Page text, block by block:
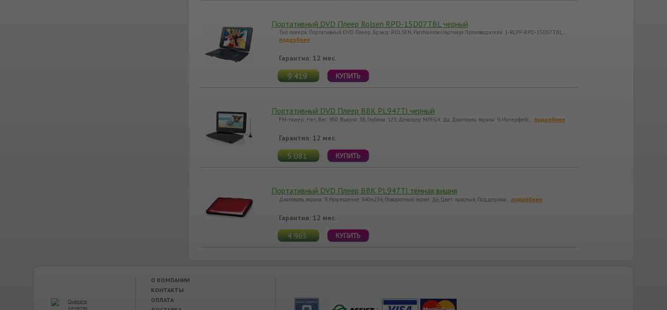
Портативный DVD Плеер Rolsen RPD-15D07TBL черный
Тип плеера: Портативный DVD Плеер, Брэнд: ROLSEN, PatrNumber/Артикул Производителя: 1-RLPP-RPD-15D07TBL,…
подробнее
Гарантия: 12 мес.
9 419
Портативный DVD Плеер BBK PL947TI черный
FM-тюнер: Нет, Вес: 950, Высота: 38, Глубина: 173, Декодер MPEG4: Да, Диагональ экрана: 9, Интерфейс… подробнее
Гарантия: 12 мес.
5 081
Портативный DVD Плеер BBK PL947TI темная вишня
Диагональ экрана: 9, Разрешение: 640x234, Поворотный экран: Да, Цвет: красный, Поддержка… подробнее
Гарантия: 12 мес.
4 965
О КОМПАНИИ
КОНТАКТЫ
ОПЛАТА